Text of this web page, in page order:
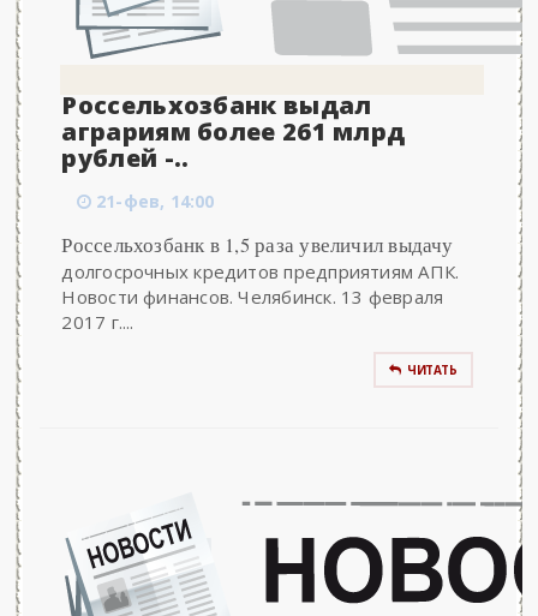
Россельхозбанк выдал
аграриям более 261 млрд
рублей -..
21-фев, 14:00
Россельхозбанк в 1,5 раза увеличил выдачу
долгосрочных кредитов предприятиям АПК.
Новости финансов. Челябинск. 13 февраля
2017 г....
ЧИТАТЬ